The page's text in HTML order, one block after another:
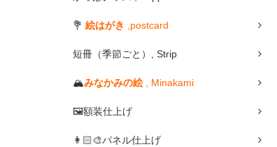
💐 絵はがき ,postcard
短冊（季節ごと）, Strip
🏔みなかみの絵, Minakami
🖼額装仕上げ
👩🏻🎨パネル仕上げ